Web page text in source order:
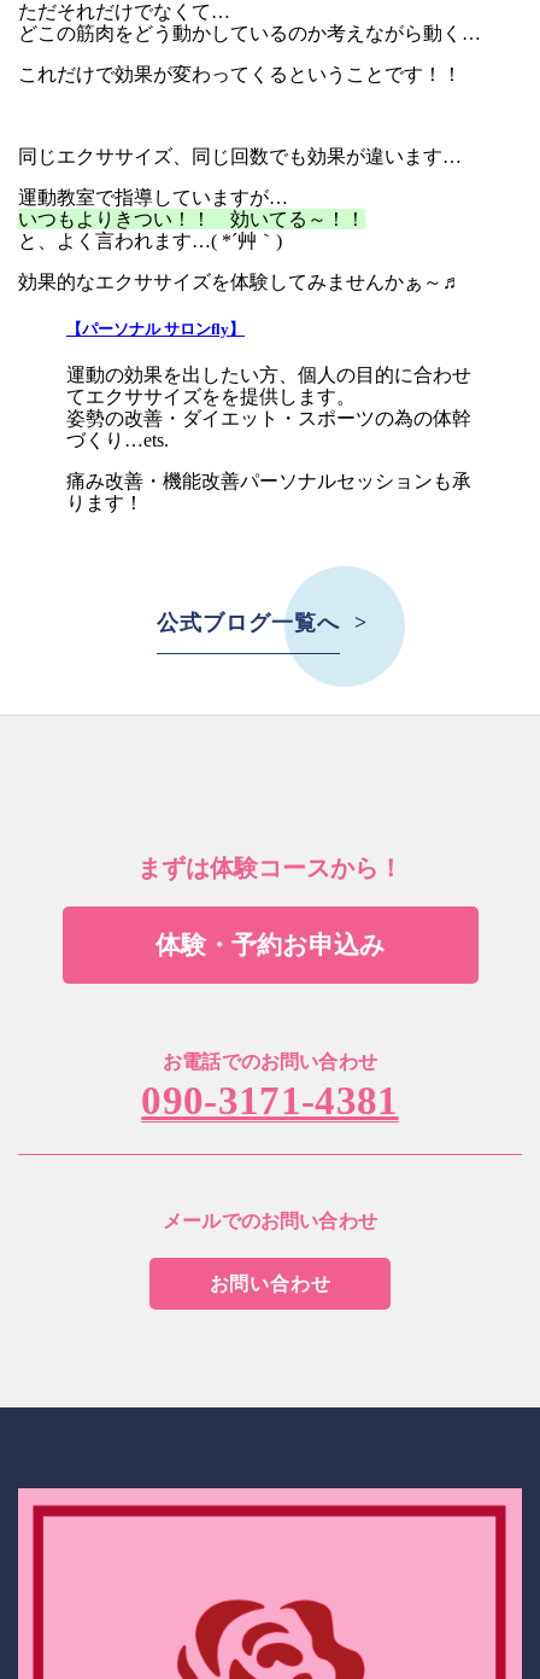
ただそれだけでなくて…
どこの筋肉をどう動かしているのか考えながら動く…
これだけで効果が変わってくるということです！！
同じエクササイズ、同じ回数でも効果が違います…
運動教室で指導していますが…
いつもよりきつい！！ 効いてる～！！
と、よく言われます…( *´艸｀)
効果的なエクササイズを体験してみませんかぁ～♬
【パーソナル サロンfly】
運動の効果を出したい方、個人の目的に合わせ
てエクササイズをを提供します。
姿勢の改善・ダイエット・スポーツの為の体幹
づくり…ets.
痛み改善・機能改善パーソナルセッションも承
ります！
公式ブログ一覧へ
まずは体験コースから！
体験・予約お申込み
お電話でのお問い合わせ
090-3171-4381
メールでのお問い合わせ
お問い合わせ